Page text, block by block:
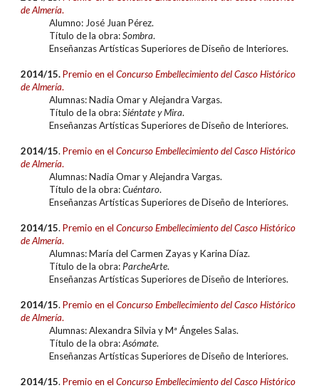
de Almería.
Alumno: José Juan Pérez.
Título de la obra:Sombra.
Enseñanzas Artísticas Superiores de Diseño de Interiores.
2014/15. Premio en el Concurso Embellecimiento del Casco Histórico
de Almería.
Alumnas: Nadia Omar y Alejandra Vargas.
Título de la obra:Siéntate y Mira.
Enseñanzas Artísticas Superiores de Diseño de Interiores.
2014/15.Premio en el Concurso Embellecimiento del Casco Histórico
de Almería.
Alumnas: Nadia Omar y Alejandra Vargas.
Título de la obra:Cuéntaro.
Enseñanzas Artísticas Superiores de Diseño de Interiores.
2014/15.Premio en el Concurso Embellecimiento del Casco Histórico
de Almería.
Alumnas: María del Carmen Zayas y Karina Díaz.
Título de la obra: ParcheArte.
Enseñanzas Artísticas Superiores de Diseño de Interiores.
2014/15.Premio en el Concurso Embellecimiento del Casco Histórico
de Almería.
Alumnas: Alexandra Silvia y Mª Ángeles Salas.
Título de la obra:Asómate.
Enseñanzas Artísticas Superiores de Diseño de Interiores.
2014/15.Premio en el Concurso Embellecimiento del Casco Histórico